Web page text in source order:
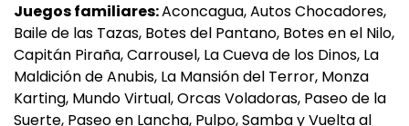
Juegos familiares:Aconcagua, Autos Chocadores,
Baile de las Tazas, Botes del Pantano, Botes en el Nilo,
Capitán Piraña, Carrousel, La Cueva de los Dinos, La
Maldición de Anubis, La Mansión del Terror, Monza
Karting, Mundo Virtual, Orcas Voladoras, Paseo de la
Suerte, Paseo en Lancha, Pulpo, Samba y Vuelta al